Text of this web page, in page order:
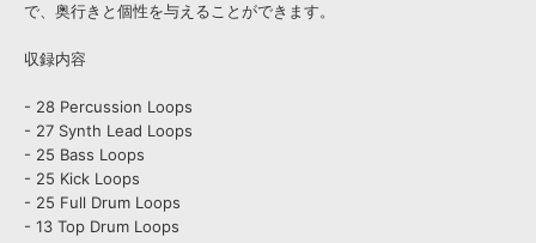
で、奥行きと個性を与えることができます。
収録内容
- 28 Percussion Loops
- 27 Synth Lead Loops
- 25 Bass Loops
- 25 Kick Loops
- 25 Full Drum Loops
- 13 Top Drum Loops